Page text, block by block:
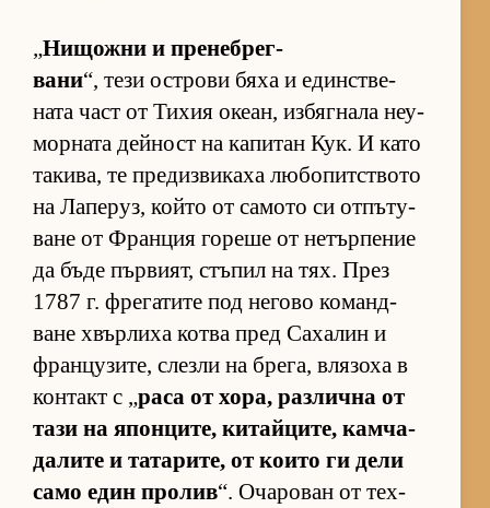
„Ни­щожни и пре­неб­рег­
вани“, тези ос­т­рови бяха и един­с­т­ве­
ната част от Ти­хия оке­ан, из­бяг­нала не­у­
мор­ната дей­ност на ка­пи­тан Кук. И като
та­ки­ва, те пре­диз­ви­каха лю­бо­пит­с­твото
на Ла­пе­руз, който от са­мото си от­пъ­ту­
ване от Фран­ция го­реше от не­тър­пе­ние
да бъде пър­ви­ят, стъ­пил на тях. През
1787 г. фре­га­тите под не­гово ко­ман­д­
ване хвър­лиха котва пред Са­ха­лин и
фран­цу­зи­те, слезли на бре­га, вля­зоха в
кон­такт с „раса от хо­ра, раз­лична от
тази на япон­ци­те, ки­тай­ци­те, кам­ча­
да­лите и та­та­ри­те, от ко­ито ги дели
само един про­лив“. Оча­ро­ван от тех­